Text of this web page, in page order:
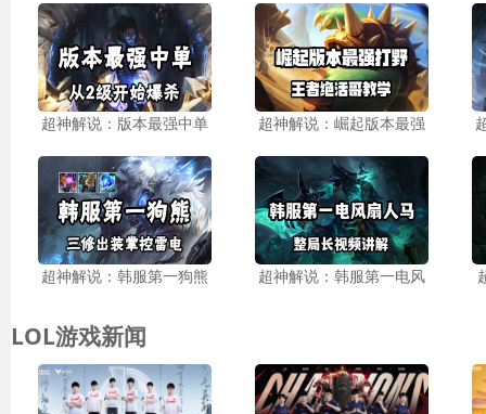
超神解说：版本最强中单 超神解说：崛起版本最强
超神解说：韩服第一狗熊 超神解说：韩服第一电风
LOL游戏新闻